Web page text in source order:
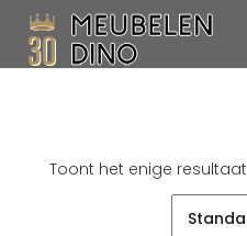
Toont het enige resultaat